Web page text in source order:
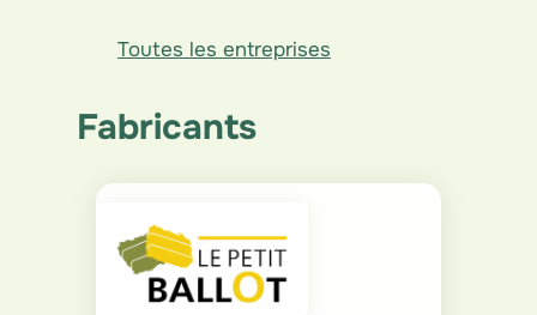
Toutes les entreprises
Fabricants